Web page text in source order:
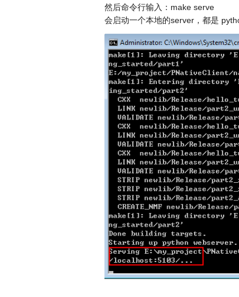
然后命令行输入：make serve
会启动一个本地的server，都是